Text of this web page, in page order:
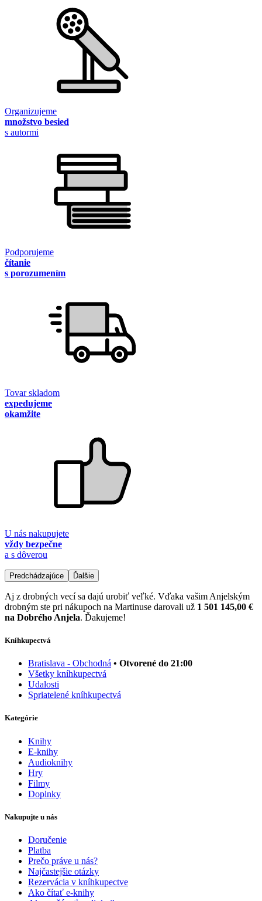
Organizujeme
množstvo besied
s autormi
Podporujeme
čítanie
s porozumením
Tovar skladom
expedujeme
okamžite
U nás nakupujete
vždy bezpečne
a s dôverou
Predchádzajúce Ďalšie
Aj z drobných vecí sa dajú urobiť veľké. Vďaka vašim Anjelským
drobným ste pri nákupoch na Martinuse darovali už 1 501 145,00 €
na Dobrého Anjela. Ďakujeme!
Kníhkupectvá
Bratislava - Obchodná • Otvorené do 21:00
Všetky kníhkupectvá
Udalosti
Spriatelené kníhkupectvá
Kategórie
Knihy
E-knihy
Audioknihy
Hry
Filmy
Doplnky
Nakupujte u nás
Doručenie
Platba
Prečo práve u nás?
Najčastejšie otázky
Rezervácia v kníhkupectve
Ako čítať e-knihy